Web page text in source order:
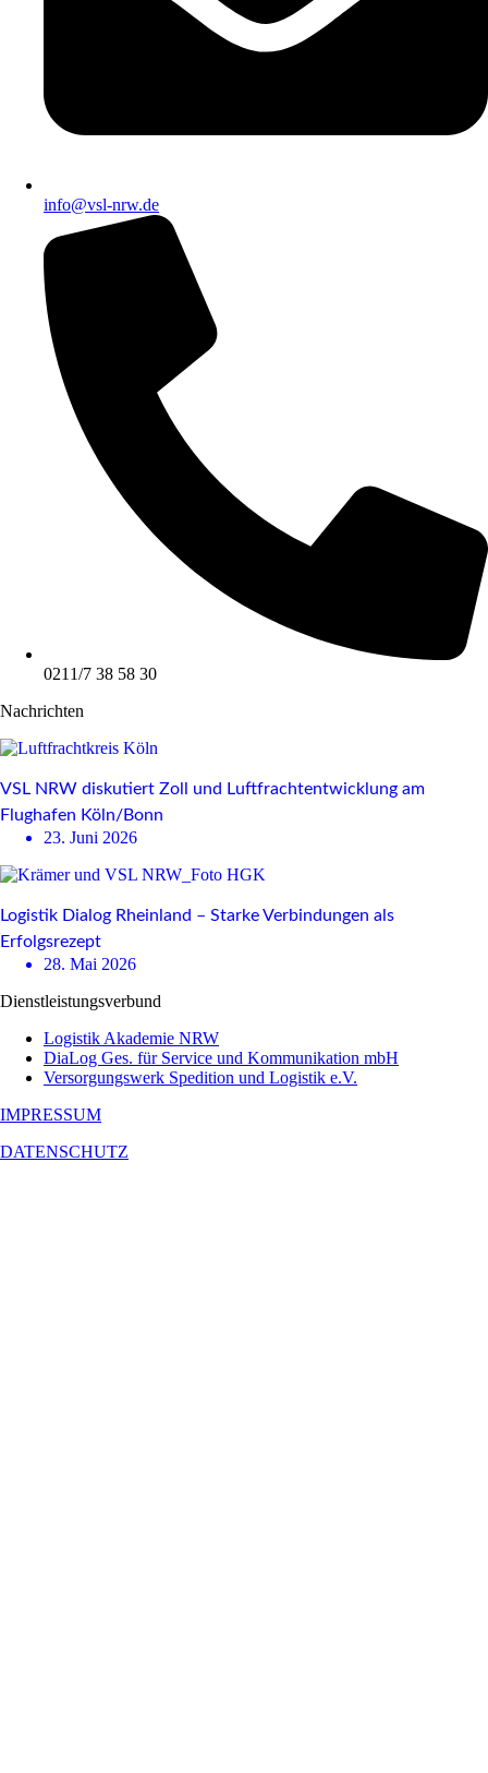
info@vsl-nrw.de
0211/7 38 58 30
Nachrichten
VSL NRW diskutiert Zoll und Luftfrachtentwicklung am
Flughafen Köln/Bonn
23. Juni 2026
Logistik Dialog Rheinland – Starke Verbindungen als
Erfolgsrezept
28. Mai 2026
Dienstleistungsverbund
Logistik Akademie NRW
DiaLog Ges. für Service und Kommunikation mbH
Versorgungswerk Spedition und Logistik e.V.
IMPRESSUM
DATENSCHUTZ